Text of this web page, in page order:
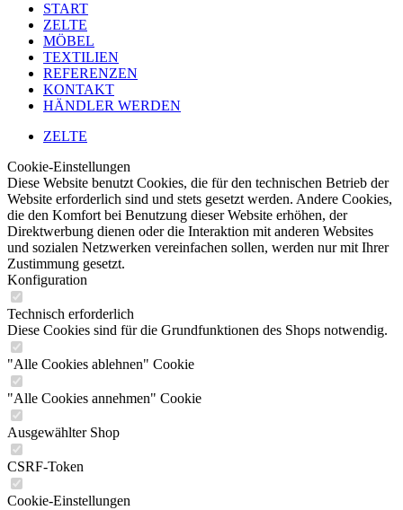
START
ZELTE
MÖBEL
TEXTILIEN
REFERENZEN
KONTAKT
HÄNDLER WERDEN
ZELTE
Cookie-Einstellungen
Diese Website benutzt Cookies, die für den technischen Betrieb der
Website erforderlich sind und stets gesetzt werden. Andere Cookies,
die den Komfort bei Benutzung dieser Website erhöhen, der
Direktwerbung dienen oder die Interaktion mit anderen Websites
und sozialen Netzwerken vereinfachen sollen, werden nur mit Ihrer
Zustimmung gesetzt.
Konfiguration
Technisch erforderlich
Diese Cookies sind für die Grundfunktionen des Shops notwendig.
"Alle Cookies ablehnen" Cookie
"Alle Cookies annehmen" Cookie
Ausgewählter Shop
CSRF-Token
Cookie-Einstellungen